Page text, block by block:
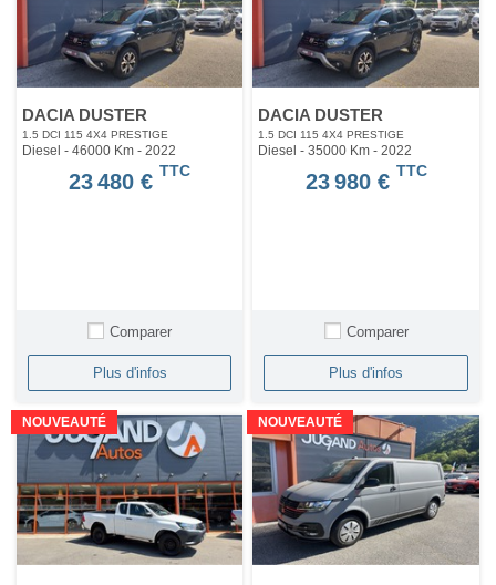
DACIA DUSTER
1.5 DCI 115 4X4 PRESTIGE
Diesel - 46000 Km - 2022
23 480 € TTC
Comparer
Plus d'infos
DACIA DUSTER
1.5 DCI 115 4X4 PRESTIGE
Diesel - 35000 Km- 2022
23 980 € TTC
Comparer
Plus d'infos
NOUVEAUTÉ NOUVEAUTÉ